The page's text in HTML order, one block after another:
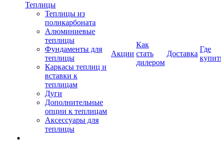
Теплицы
Теплицы из
поликарбоната
Алюминиевые
теплицы
Фундаменты для
теплицы
Каркасы теплиц и
вставки к
теплицам
Дуги
Дополнительные
опции к теплицам
Аксессуары для
теплицы
Акции
Как
стать
дилером
Доставка
Где